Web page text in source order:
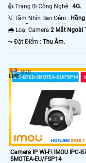
👍 Trang Bị Công Nghệ : 4G.
💡 Tầm Nhìn Ban Đêm :
10m Hồng Ngoại SMD.
🌧️ Loại Camera 2 Mắt Ngoài
️⇝ Đặt Điểm : Thu Âm.
Camera IP Wi-Fi IMOU IPC-
5MOTEA-EU/FSP14
898